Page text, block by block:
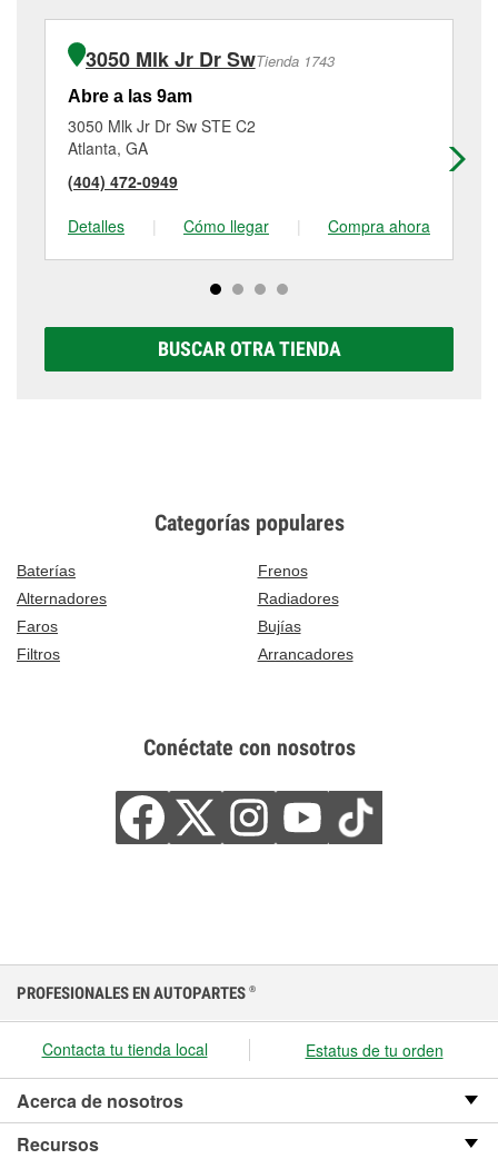
3050 Mlk Jr Dr SwTienda 1743
Abre a las 9am
3050 Mlk Jr Dr Sw STE C2
Atlanta, GA
(404) 472-0949
Detalles
| Cómo llegar | Compra ahora
BUSCAR OTRA TIENDA
Categorías populares
Baterías
Frenos
Alternadores
Radiadores
Faros
Bujías
Filtros
Arrancadores
Conéctate con nosotros
PROFESIONALES EN AUTOPARTES ®
Contacta tu tienda local Estatus de tu orden
Acerca de nosotros
Recursos